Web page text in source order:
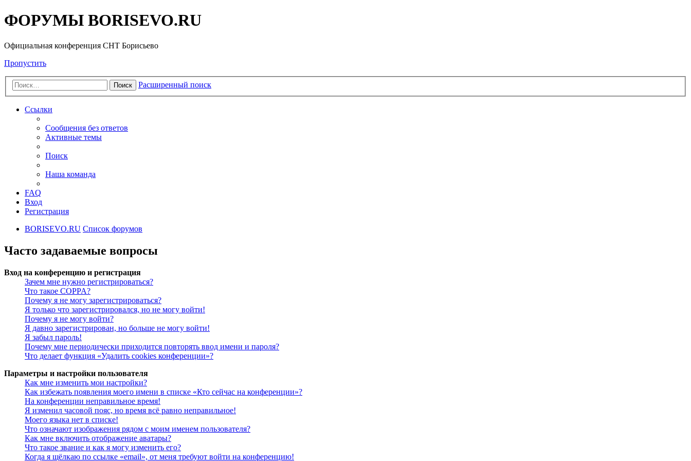
ФОРУМЫ BORISEVO.RU
Официальная конференция СНТ Борисьево
Пропустить
Поиск Расширенный поиск
Ссылки
Сообщения без ответов
Активные темы
Поиск
Наша команда
FAQ
Вход
Регистрация
BORISEVO.RU Список форумов
Часто задаваемые вопросы
Вход на конференцию и регистрация
Зачем мне нужно регистрироваться?
Что такое COPPA?
Почему я не могу зарегистрироваться?
Я только что зарегистрировался, но не могу войти!
Почему я не могу войти?
Я давно зарегистрирован, но больше не могу войти!
Я забыл пароль!
Почему мне периодически приходится повторять ввод имени и пароля?
Что делает функция «Удалить cookies конференции»?
Параметры и настройки пользователя
Как мне изменить мои настройки?
Как избежать появления моего имени в списке «Кто сейчас на конференции»?
На конференции неправильное время!
Я изменил часовой пояс, но время всё равно неправильное!
Моего языка нет в списке!
Что означают изображения рядом с моим именем пользователя?
Как мне включить отображение аватары?
Что такое звание и как я могу изменить его?
Когда я щёлкаю по ссылке «email», от меня требуют войти на конференцию!